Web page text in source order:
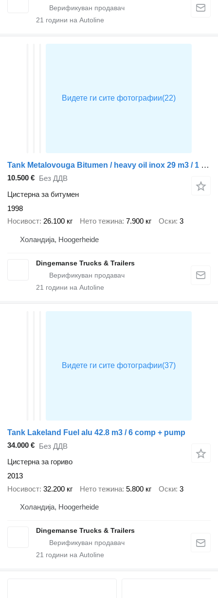
21 години на Autoline
Tank Metalovouga Bitumen / heavy oil inox 29 m3 / 1 comp
10.500 € Без ДДВ
Цистерна за битумен
1998
Носивост 26.100 кг Нето тежина 7.900 кг Оски 3
Холандија, Hoogerheide
Dingemanse Trucks & Trailers
21 години на Autoline
Tank Lakeland Fuel alu 42.8 m3 / 6 comp + pump
34.000 € Без ДДВ
Цистерна за гориво
2013
Носивост 32.200 кг Нето тежина 5.800 кг Оски 3
Холандија, Hoogerheide
Dingemanse Trucks & Trailers
21 години на Autoline